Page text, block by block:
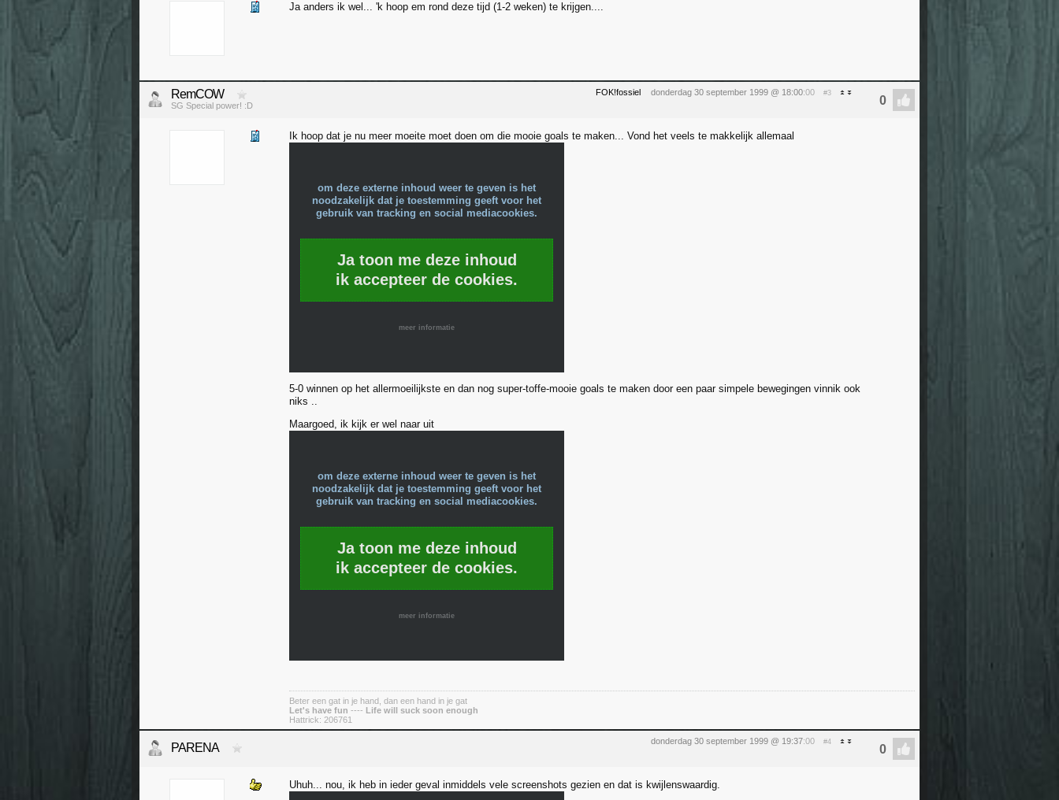
Ja anders ik wel... 'k hoop em rond deze tijd (1-2 weken) te krijgen....
FOK!fossiel donderdag 30 september 1999 @ 18:00:00 #3
RemCOW
SG Special power! :D
Ik hoop dat je nu meer moeite moet doen om die mooie goals te maken... Vond het veels te makkelijk allemaal
om deze externe inhoud weer te geven is het
noodzakelijk dat je toestemming geeft voor het
gebruik van tracking en social mediacookies.
Ja toon me deze inhoud
ik accepteer de cookies.
meer informatie
5-0 winnen op het allermoeilijkste en dan nog super-toffe-mooie goals te maken door een paar simpele bewegingen vinnik ook
niks ..
Maargoed, ik kijk er wel naar uit
om deze externe inhoud weer te geven is het
noodzakelijk dat je toestemming geeft voor het
gebruik van tracking en social mediacookies.
Ja toon me deze inhoud
ik accepteer de cookies.
meer informatie
Beter een gat in je hand, dan een hand in je gat
Let's have fun ---- Life will suck soon enough
Hattrick: 206761
donderdag 30 september 1999 @ 19:37:00 #4
PARENA
Uhuh... nou, ik heb in ieder geval inmiddels vele screenshots gezien en dat is kwijlenswaardig.